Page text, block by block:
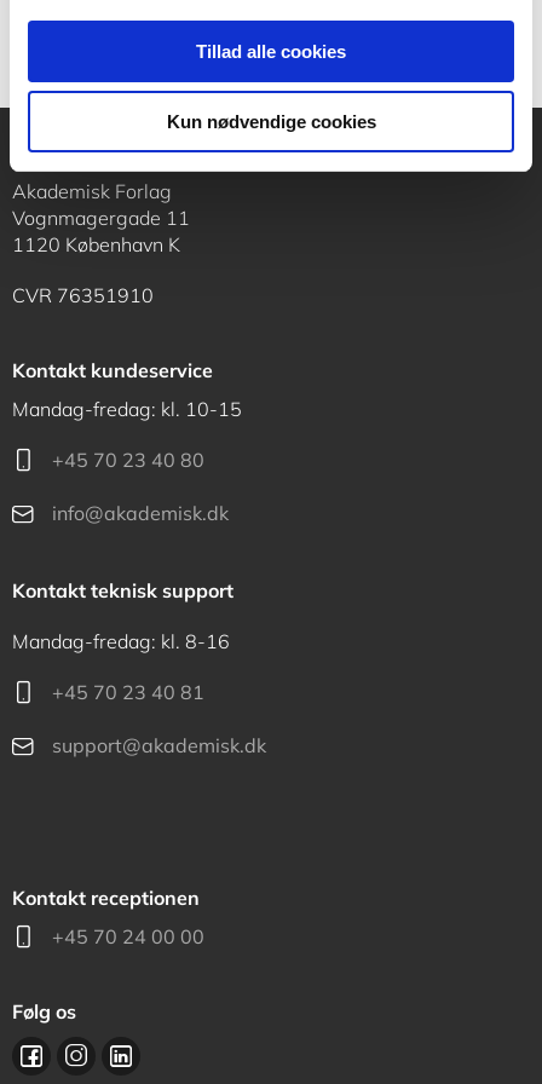
Tillad alle cookies
Kun nødvendige cookies
Akademisk Forlag
Vognmagergade 11
1120 København K
CVR 76351910
Kontakt kundeservice
Mandag-fredag: kl. 10-15
+45 70 23 40 80
info@akademisk.dk
Kontakt teknisk support
Mandag-fredag: kl. 8-16
+45 70 23 40 81
support@akademisk.dk
Kontakt receptionen
+45 70 24 00 00
Følg os